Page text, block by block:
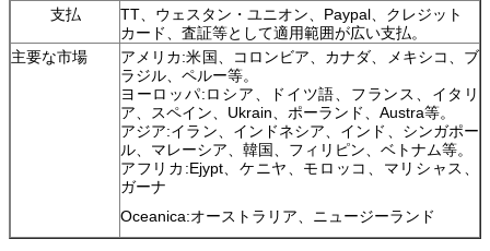
支払
TT、ウェスタン・ユニオン、Paypal、クレジット
カード、査証等として適用範囲が広い支払。
主要な市場
アメリカ:米国、コロンビア、カナダ、メキシコ、ブ
ラジル、ペルー等。
ヨーロッパ:ロシア、ドイツ語、フランス、イタリ
ア、スペイン、Ukrain、ポーランド、Austra等。
アジア:イラン、インドネシア、インド、シンガポー
ル、マレーシア、韓国、フィリピン、ベトナム等。
アフリカ:Ejypt、ケニヤ、モロッコ、マリシャス、
ガーナ
Oceanica:オーストラリア、ニュージーランド